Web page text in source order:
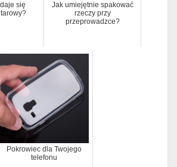
się
Jak umiejętnie spakować
rzeczy przy
przeprowadzce?
Pokrowiec dla Twojego
telefonu